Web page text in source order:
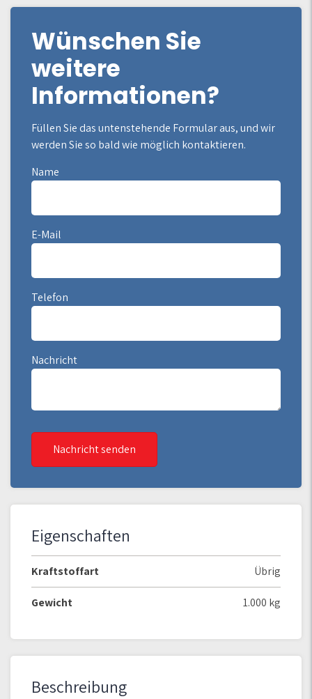
Wünschen Sie
weitere
Informationen?
Füllen Sie das untenstehende Formular aus, und wir
werden Sie so bald wie möglich kontaktieren.
Name
E-Mail
Telefon
Nachricht
Nachricht senden
Eigenschaften
Kraftstoffart Übrig
Gewicht 1.000 kg
Beschreibung